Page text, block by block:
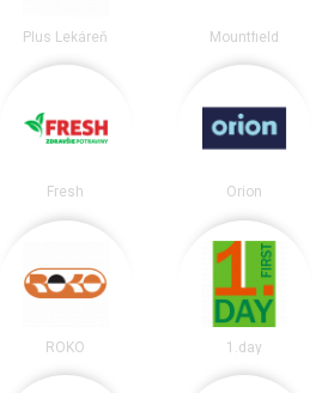
Plus Lekáreň Mountfield
Fresh Orion
ROKO 1.day